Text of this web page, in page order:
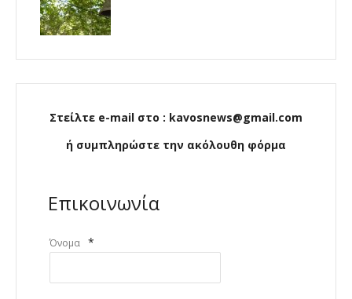
Στείλτε e-mail στο : kavosnews@gmail.com
ή συμπληρώστε την ακόλουθη φόρμα
Επικοινωνία
Όνομα *